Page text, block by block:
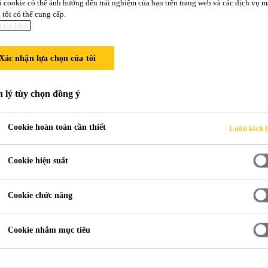
NHẬP
giới, mà chỉ có khả năng. Là một công ty
ứng hiệu quả các nhu cầu của Sika sở tại.
việc tích hợp các nền văn hóa khác nhau
quan trọng.
ta lắng nghe và tán dương những
cookie có thể ảnh hưởng đến trải nghiệm của bạn trên trang web và các dịch vụ
tôi có thể cung cấp.
tin khác
nhận lựa chọn của tôi
lý tùy chọn đồng ý
Cookie hoàn toàn cần thiết Luôn kích
Cookie hiệu suất
Cookie chức năng
Cookie nhắm mục tiêu